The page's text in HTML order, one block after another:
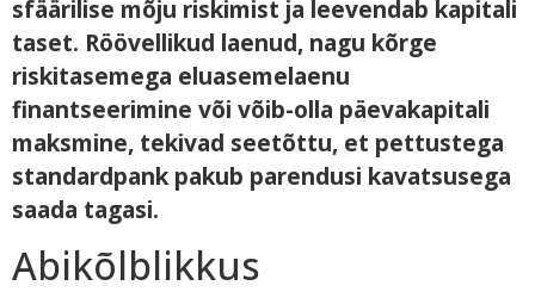
sfäärilise mõju riskimist ja leevendab kapitali
taset. Röövellikud laenud, nagu kõrge
riskitasemega eluasemelaenu
finantseerimine või võib-olla päevakapitali
maksmine, tekivad seetõttu, et pettustega
standardpank pakub parendusi kavatsusega
saada tagasi.
Abikõlblikkus